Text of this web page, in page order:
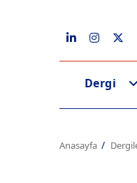
Dergi
Anasayfa